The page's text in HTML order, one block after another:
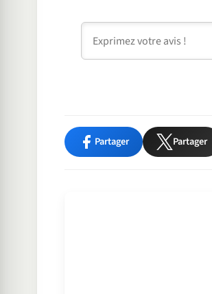
Partager Partager